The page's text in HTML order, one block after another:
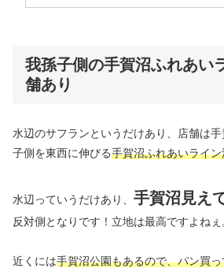
我孫子側の手賀沼ふれあい
舗あり
水辺のサフランというだけあり、店舗は
子側を東西に伸びる手賀沼ふれあいライン
水辺っていうだけあり、 手賀沼見え
反対側となりです！立地は最高ですよねぇ
近くには手賀沼公園もあるので、パン買